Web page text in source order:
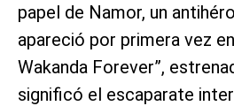
papel de Namor, un
apareció por primera vez
Wakanda Forever”,
significó el escaparate